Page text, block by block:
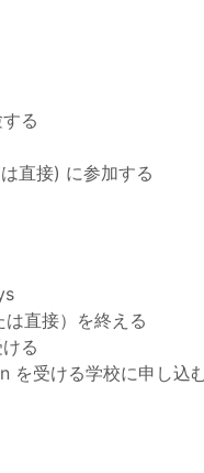
る
直接) に参加する
直接）を終える
る
受ける学校に申し込